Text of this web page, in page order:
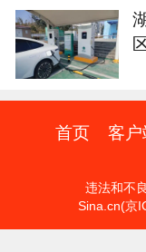
首页 客户
违法和不
Sina.cn(京